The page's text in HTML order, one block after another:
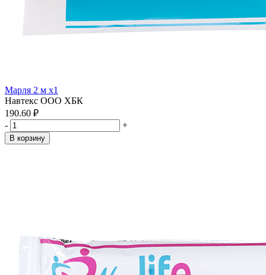
Марля 2 м x1
Навтекс ООО ХБК
190.60 ₽
-
+
В корзину